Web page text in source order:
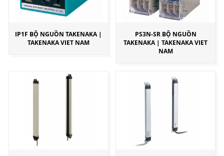
IP1F BỘ NGUỒN TAKENAKA |
TAKENAKA VIET NAM
PS3N-SR BỘ NGUỒN
TAKENAKA | TAKENAKA VIET
NAM